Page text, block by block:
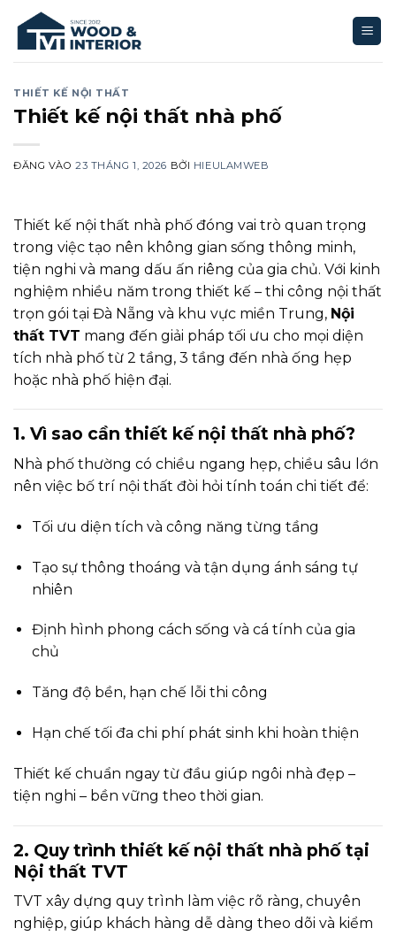
qua
nội
THIẾT KẾ NỘI THẤT
Thiết kế nội thất nhà phố
ĐĂNG VÀO23 THÁNG 1, 2026 BỞI HIEULAMWEB
Thiết kế nội thất nhà phố đóng vai trò quan trọng
trong việc tạo nên không gian sống thông minh,
tiện nghi và mang dấu ấn riêng của gia chủ. Với kinh
nghiệm nhiều năm trong thiết kế – thi công nội thất
trọn gói tại Đà Nẵng và khu vực miền Trung, Nội
thất TVT mang đến giải pháp tối ưu cho mọi diện
tích nhà phố từ 2 tầng, 3 tầng đến nhà ống hẹp
hoặc nhà phố hiện đại.
1. Vì sao cần thiết kế nội thất nhà phố?
Nhà phố thường có chiều ngang hẹp, chiều sâu lớn
nên việc bố trí nội thất đòi hỏi tính toán chi tiết để:
Tối ưu diện tích và công năng từng tầng
Tạo sự thông thoáng và tận dụng ánh sáng tự
nhiên
Định hình phong cách sống và cá tính của gia
chủ
Tăng độ bền, hạn chế lỗi thi công
Hạn chế tối đa chi phí phát sinh khi hoàn thiện
Thiết kế chuẩn ngay từ đầu giúp ngôi nhà đẹp –
tiện nghi – bền vững theo thời gian.
2. Quy trình thiết kế nội thất nhà phố tại
Nội thất TVT
TVT xây dựng quy trình làm việc rõ ràng, chuyên
nghiệp, giúp khách hàng dễ dàng theo dõi và kiểm